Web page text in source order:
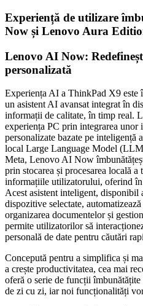
Experiență de utilizare
Now și Lenovo Aura
Lenovo AI Now:
personalizată
Experiența AI a ThinkPad X9
un asistent AI avansat integrat în
informații de calitate, în timp real.
experiența PC prin integrarea unor
personalizate bazate pe
local Large Language Model
Meta, Lenovo AI Now
prin stocarea și procesarea locală
informațiile utilizatorului, oferind
Acest asistent inteligent, disponibil
dispozitive selectate,
organizarea documentelor și
permite utilizatorilor să
personală de date pentru căutări
Concepută pentru a simplifica și
a crește productivitatea, cea mai
oferă o serie de funcții
de zi cu zi, iar noi funcționalități